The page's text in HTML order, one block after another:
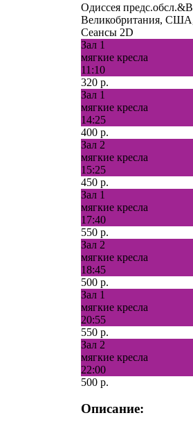
Одиссея
Великобритания, США,
Сеансы 2D
Зал 1
мягкие кресла
11:10
320 р.
Зал 1
мягкие кресла
14:25
400 р.
Зал 2
мягкие кресла
15:25
450 р.
Зал 1
мягкие кресла
17:40
550 р.
Зал 2
мягкие кресла
18:45
500 р.
Зал 1
мягкие кресла
20:55
550 р.
Зал 2
мягкие кресла
22:00
500 р.
Описание: